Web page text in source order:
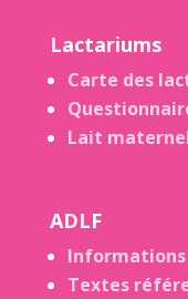
Lactariums
Carte des
Lait
ADLF
Informations
Textes